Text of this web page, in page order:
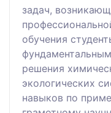
задач,
обучения
решения
экологических
навыков по